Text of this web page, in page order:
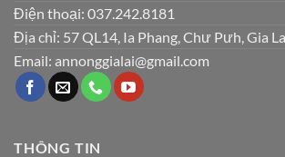
Điện thoại: 037.242.8181
Địa chỉ: 57 QL14, Ia Phang, Chư Pưh, Gia
Email: annonggialai@gmail.com
THÔNG TIN